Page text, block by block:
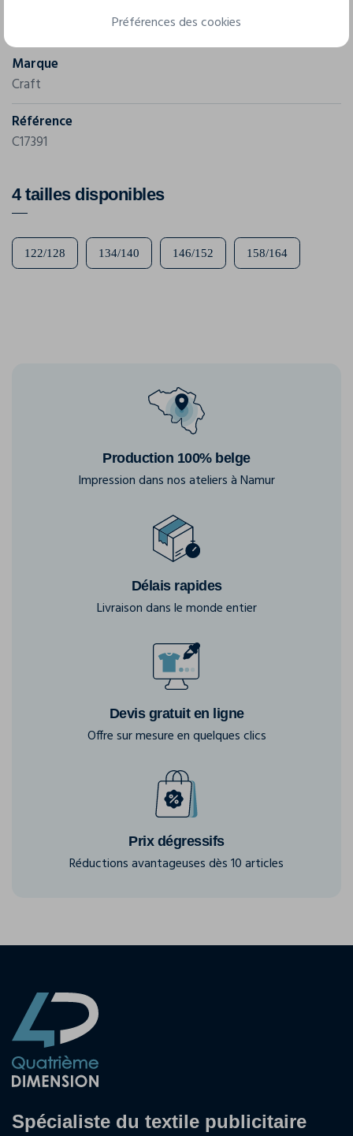
Marque
Craft
Référence
C17391
4 tailles disponibles
122/128 134/140 146/152 158/164
Production 100% belge
Impression dans nos ateliers à Namur
Délais rapides
Livraison dans le monde entier
Devis gratuit en ligne
Offre sur mesure en quelques clics
Prix dégressifs
Réductions avantageuses dès 10 articles
Spécialiste du textile publicitaire
Préférences des cookies